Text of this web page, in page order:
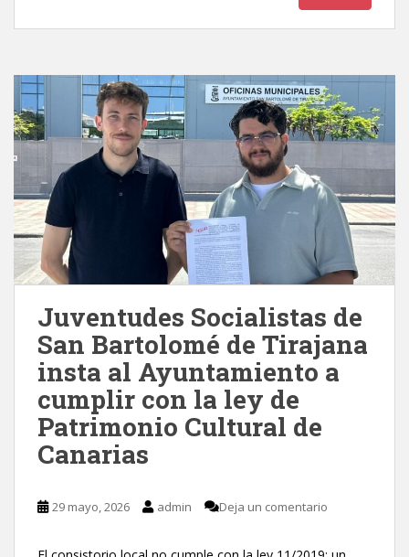
Juventudes Socialistas de
San Bartolomé de Tirajana
insta al Ayuntamiento a
cumplir con la ley de
Patrimonio Cultural de
Canarias
29 mayo, 2026 admin Deja un comentario